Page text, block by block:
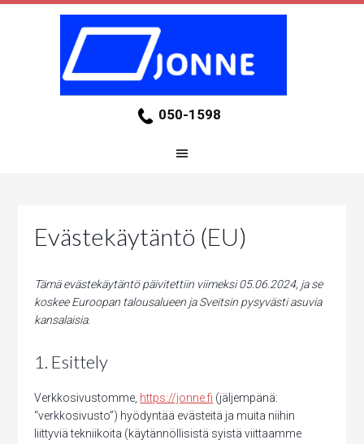
050-1598
Evästekäytäntö (EU)
Tämä evästekäytäntö päivitettiin viimeksi 05.06.2024, ja se
koskee Euroopan talousalueen ja Sveitsin pysyvästi asuvia
kansalaisia.
1. Esittely
Verkkosivustomme, https://jonne.fi (jäljempänä:
“verkkosivusto”) hyödyntää evästeitä ja muita niihin
liittyviä tekniikoita (käytännöllisistä syistä viittaamme